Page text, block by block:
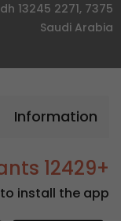
13245 2271,
Saudi Arabia
Information
+12429 Restaurants
install the app.